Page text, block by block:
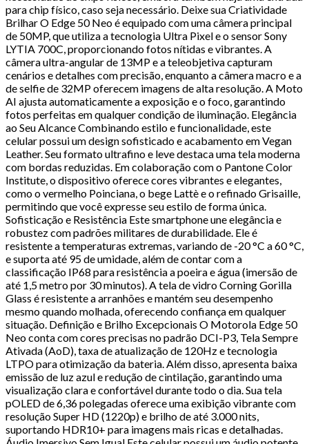
para chip físico, caso seja necessário. Deixe sua Criatividade
Brilhar O Edge 50 Neo é equipado com uma câmera principal
de 50MP, que utiliza a tecnologia Ultra Pixel e o sensor Sony
LYTIA 700C, proporcionando fotos nítidas e vibrantes. A
câmera ultra-angular de 13MP e a teleobjetiva capturam
cenários e detalhes com precisão, enquanto a câmera macro e a
de selfie de 32MP oferecem imagens de alta resolução. A Moto
AI ajusta automaticamente a exposição e o foco, garantindo
fotos perfeitas em qualquer condição de iluminação. Elegância
ao Seu Alcance Combinando estilo e funcionalidade, este
celular possui um design sofisticado e acabamento em Vegan
Leather. Seu formato ultrafino e leve destaca uma tela moderna
com bordas reduzidas. Em colaboração com o Pantone Color
Institute, o dispositivo oferece cores vibrantes e elegantes,
como o vermelho Poinciana, o bege Lattè e o refinado Grisaille,
permitindo que você expresse seu estilo de forma única.
Sofisticação e Resistência Este smartphone une elegância e
robustez com padrões militares de durabilidade. Ele é
resistente a temperaturas extremas, variando de -20 °C a 60 °C,
e suporta até 95 de umidade, além de contar com a
classificação IP68 para resistência a poeira e água (imersão de
até 1,5 metro por 30 minutos). A tela de vidro Corning Gorilla
Glass é resistente a arranhões e mantém seu desempenho
mesmo quando molhada, oferecendo confiança em qualquer
situação. Definição e Brilho Excepcionais O Motorola Edge 50
Neo conta com cores precisas no padrão DCI-P3, Tela Sempre
Ativada (AoD), taxa de atualização de 120Hz e tecnologia
LTPO para otimização da bateria. Além disso, apresenta baixa
emissão de luz azul e redução de cintilação, garantindo uma
visualização clara e confortável durante todo o dia. Sua tela
pOLED de 6,36 polegadas oferece uma exibição vibrante com
resolução Super HD (1220p) e brilho de até 3.000 nits,
suportando HDR10+ para imagens mais ricas e detalhadas.